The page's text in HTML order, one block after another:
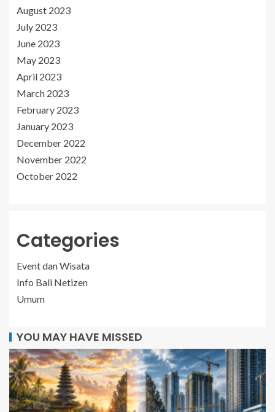
August 2023
July 2023
June 2023
May 2023
April 2023
March 2023
February 2023
January 2023
December 2022
November 2022
October 2022
Categories
Event dan Wisata
Info Bali Netizen
Umum
YOU MAY HAVE MISSED